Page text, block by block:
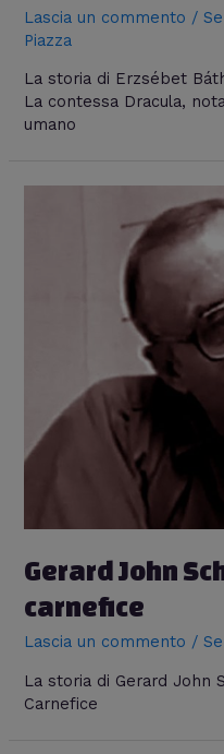
Lascia un commento /
Piazza
La storia di Erzsébet
La contessa Dracula,
umano
Gerard John
carnefice
Lascia un commento /
La storia di Gerard John
Carnefice